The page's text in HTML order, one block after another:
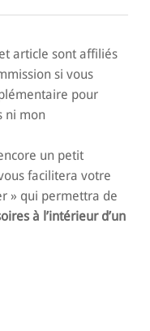
article sont affiliés
si vous
pour
ni mon
un petit
facilitera votre
» qui permettra de
à l’intérieur d’un